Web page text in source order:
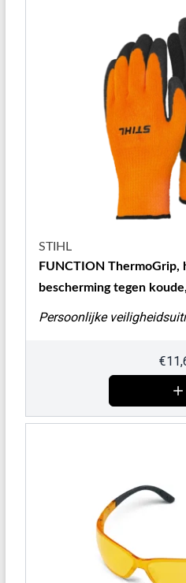
STIHL
FUNCTION ThermoGrip,
bescherming tegen
Persoonlijke
€